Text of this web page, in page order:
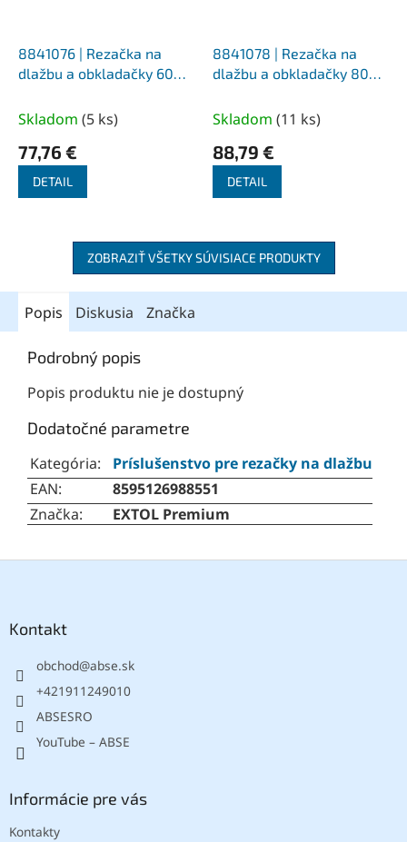
8841076 | Rezačka na
dlažbu a obkladačky 600
Skladom (5 ks)
77,76 €
DETAIL
8841078 | Rezačka na
dlažbu a obkladačky 800
Skladom (11 ks)
88,79 €
DETAIL
ZOBRAZIŤ VŠETKY SÚVISIACE PRODUKTY
Popis Diskusia Značka
Podrobný popis
Popis produktu nie je dostupný
Dodatočné parametre
Kategória:
Príslušenstvo pre rezačky na dlažbu
EAN:
8595126988551
Značka: EXTOL Premium
Kontakt
obchod@abse.sk
+421911249010
ABSESRO
YouTube – ABSE
Informácie pre vás
Kontakty